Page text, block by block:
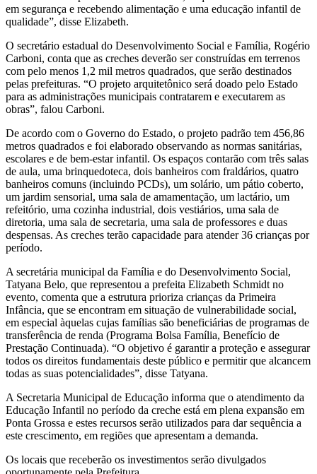
em segurança e recebendo alimentação e uma educação infantil de
qualidade”, disse Elizabeth.
O secretário estadual do Desenvolvimento Social e Família, Rogério
Carboni, conta que as creches deverão ser construídas em terrenos
com pelo menos 1,2 mil metros quadrados, que serão destinados
pelas prefeituras. “O projeto arquitetônico será doado pelo Estado
para as administrações municipais contratarem e executarem as
obras”, falou Carboni.
De acordo com o Governo do Estado, o projeto padrão tem 456,86
metros quadrados e foi elaborado observando as normas sanitárias,
escolares e de bem-estar infantil. Os espaços contarão com três salas
de aula, uma brinquedoteca, dois banheiros com fraldários, quatro
banheiros comuns (incluindo PCDs), um solário, um pátio coberto,
um jardim sensorial, uma sala de amamentação, um lactário, um
refeitório, uma cozinha industrial, dois vestiários, uma sala de
diretoria, uma sala de secretaria, uma sala de professores e duas
despensas. As creches terão capacidade para atender 36 crianças por
período.
A secretária municipal da Família e do Desenvolvimento Social,
Tatyana Belo, que representou a prefeita Elizabeth Schmidt no
evento, comenta que a estrutura prioriza crianças da Primeira
Infância, que se encontram em situação de vulnerabilidade social,
em especial àquelas cujas famílias são beneficiárias de programas de
transferência de renda (Programa Bolsa Família, Benefício de
Prestação Continuada). “O objetivo é garantir a proteção e assegurar
todos os direitos fundamentais deste público e permitir que alcancem
todas as suas potencialidades”, disse Tatyana.
A Secretaria Municipal de Educação informa que o atendimento da
Educação Infantil no período da creche está em plena expansão em
Ponta Grossa e estes recursos serão utilizados para dar sequência a
este crescimento, em regiões que apresentam a demanda.
Os locais que receberão os investimentos serão divulgados